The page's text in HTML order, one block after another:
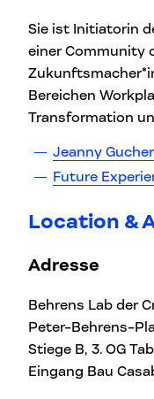
Sie ist Initiatorin
einer Community
Bereichen
Transformation
Jeanny
Future
Location &
Adresse
Behrens Lab der
Peter-Behrens-
Stiege B, 3. OG
Eingang Bau